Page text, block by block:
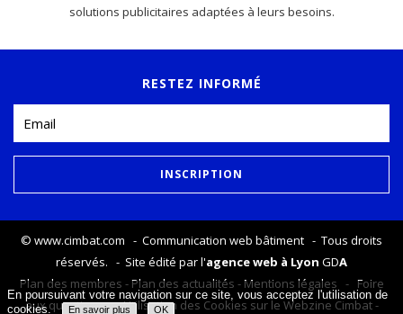
solutions publicitaires adaptées à leurs besoins.
RESTEZ INFORMÉ
© www.cimbat.com - Communication web bâtiment - Tous droits
réservés. - Site édité par l'agence web à Lyon GDA
Plan des membres -Plan des actualités -Mentions légales - Foire
aux questions-Utilisation des Cookies sur le Webzine Cimbat-
En poursuivant votre navigation sur ce site, vous acceptez l'utilisation de
cookies.
En savoir plus OK